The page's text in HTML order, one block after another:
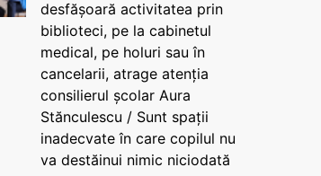
desfășoară activitatea prin
biblioteci, pe la cabinetul
medical, pe holuri sau în
cancelarii, atrage atenția
consilierul școlar Aura
Stănculescu / Sunt spații
inadecvate în care copilul nu
va destăinui nimic niciodată